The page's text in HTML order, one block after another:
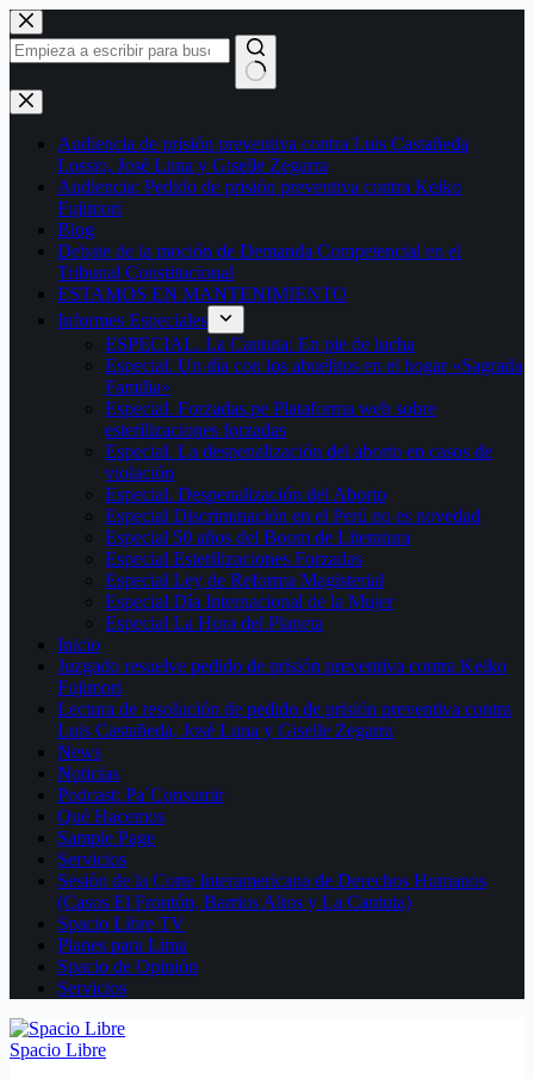
Saltar
al
contenido
Sin
resultados
Audiencia de prisión preventiva contra Luis Castañeda
Lossio, José Luna y Giselle Zegarra
Audiencia: Pedido de prisión preventiva contra Keiko
Fujimori
Blog
Debate de la moción de Demanda Competencial en el
Tribunal Constitucional
ESTAMOS EN MANTENIMIENTO
Informes Especiales
ESPECIAL. La Cantuta: En pie de lucha
Especial. Un día con los abuelitos en el hogar «Sagrada
Familia»
Especial. Forzadas.pe Plataforma web sobre
esterilizaciones forzadas
Especial. La despenalización del aborto en casos de
violación
Especial. Despenalización del Aborto
Especial Discriminación en el Perú no es novedad
Especial 50 años del Boom de Literatura
Especial Esterilizaciones Forzadas
Especial Ley de Reforma Magisterial
Especial Día Internacional de la Mujer
Especial La Hora del Planeta
Inicio
Juzgado resuelve pedido de prisión preventiva contra Keiko
Fujimori
Lectura de resolución de pedido de prisión preventiva contra
Luis Castañeda, José Luna y Giselle Zegarra
News
Noticias
Podcast: Pa´Consumir
Qué Hacemos
Sample Page
Servicios
Sesión de la Corte Interamericana de Derechos Humanos
(Casos El Frontón, Barrios Altos y La Cantuta)
Spacio Libre TV
Planes para Lima
Spacio de Opinión
Servicios
Spacio Libre